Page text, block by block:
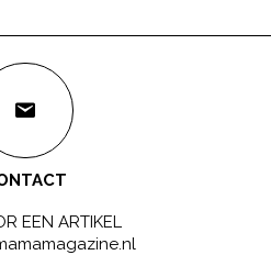
EEN ARTIKEL